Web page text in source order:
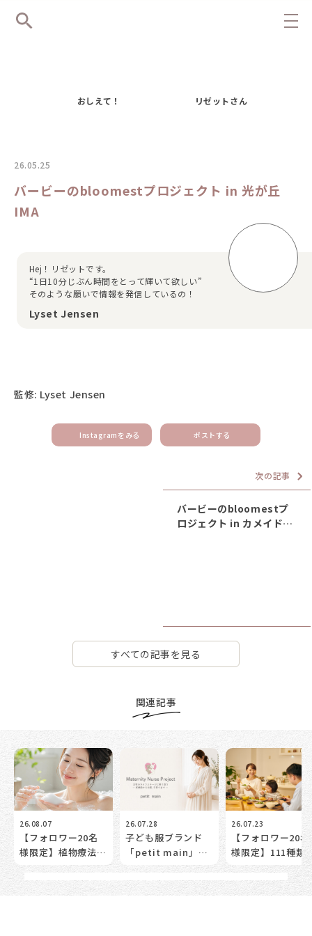
おしえて！ リゼットさん
26.05.25
バービーのbloomestプロジェクト in 光が丘
IMA
Hej！リゼットです。
“1日10分じぶん時間をとって輝いて欲しい”
そのような願いで情報を発信しているの！
Lyset Jensen
監修: Lyset Jensen
Instagramをみる ポストする
次の記事
バービーのbloomestプ
ロジェクト in カメイドク
すべての記事を見る
関連記事
26.08.07
【フォロワー20名
様限定】植物療法
士・森田敦子先生監
修「アンティーム
ウォッシュ」で”洗
26.07.28
子ども服ブランド
「petit main」
が”ママとベビーの
トータルケアサポー
ト”を始動！妊娠前
26.07.23
【フォロワー20名
様限定】111種類
植物発酵エキスを
験！更年期世代の
めの「腸活体験モ